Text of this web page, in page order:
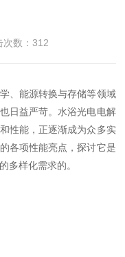
次数：312
能源转换与存储等领域
日益严苛。水浴光电电解
性能，正逐渐成为众多实
各项性能亮点，探讨它是
多样化需求的。